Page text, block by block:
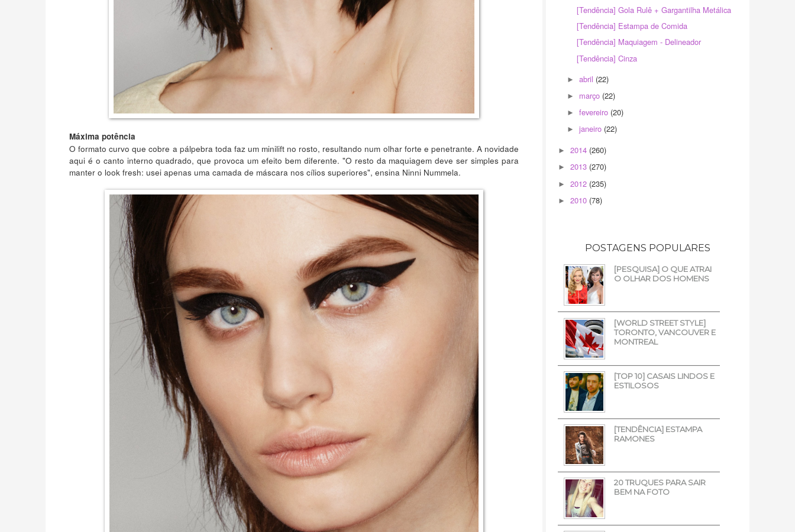
Máxima potência
O formato curvo que cobre a pálpebra toda faz um minilift no rosto, resultando num olhar forte e penetrante. A novidade
aqui é o canto interno quadrado, que provoca um efeito bem diferente. "O resto da maquiagem deve ser simples para
manter o look fresh: usei apenas uma camada de máscara nos cílios superiores", ensina Ninni Nummela.
[Tendência] Gola Rulê + Gargantilha Metálica
[Tendência] Estampa de Comida
[Tendência] Maquiagem - Delineador
[Tendência] Cinza
►abril (22)
► março (22)
►fevereiro (20)
►janeiro (22)
► 2014 (260)
► 2013 (270)
► 2012 (235)
► 2010 (78)
POSTAGENS POPULARES
[PESQUISA] O QUE ATRAI
O OLHAR DOS HOMENS
[WORLD STREET STYLE]
TORONTO, VANCOUVER E
MONTREAL
[TOP 10] CASAIS LINDOS E
ESTILOSOS
[TENDÊNCIA] ESTAMPA
RAMONES
20 TRUQUES PARA SAIR
BEM NA FOTO